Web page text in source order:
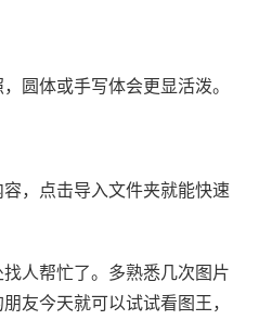
圆体或手写体会更显活泼。
，点击导入文件夹就能快速
人帮忙了。多熟悉几次图片
友今天就可以试试看图王，